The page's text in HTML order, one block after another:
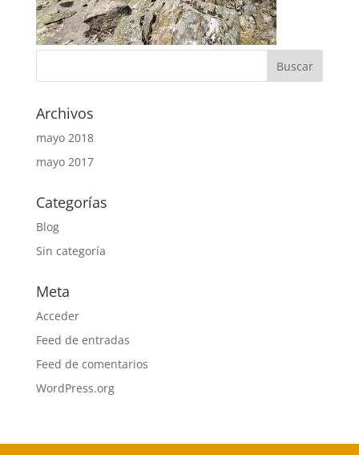
Archivos
mayo 2018
mayo 2017
Categorías
Blog
Sin categoría
Meta
Acceder
Feed de entradas
Feed de comentarios
WordPress.org